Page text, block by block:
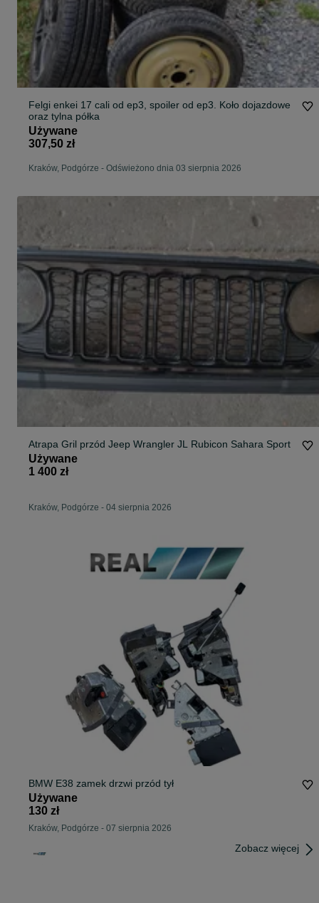
Felgi enkei 17 cali od ep3, spoiler od ep3. Koło dojazdowe
oraz tylna półka
Używane
307,50 zł
Kraków, Podgórze - Odświeżono dnia 03 sierpnia 2026
Atrapa Gril przód Jeep Wrangler JL Rubicon Sahara Sport
Używane
1 400 zł
Kraków, Podgórze - 04 sierpnia 2026
BMW E38 zamek drzwi przód tył
Używane
130 zł
Kraków, Podgórze - 07 sierpnia 2026
Zobacz więcej